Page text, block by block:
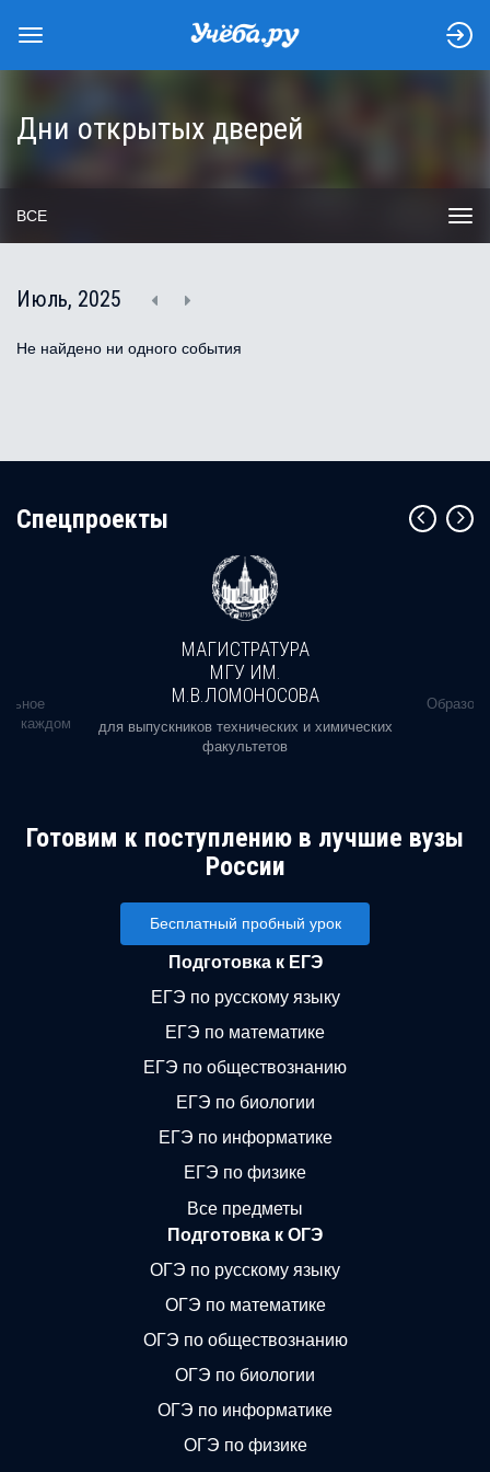
Дни открытых дверей
ВСЕ
Июль, 2025
Не найдено ни одного события
Cпецпроекты
в каждом
МАГИСТРАТУРА
МГУ ИМ.
М.В.ЛОМОНОСОВА
для выпускников технических и химических
факультетов
Готовим к поступлению в лучшие вузы
России
Бесплатный пробный урок
Подготовка к ЕГЭ
ЕГЭ по русскому языку
ЕГЭ по математике
ЕГЭ по обществознанию
ЕГЭ по биологии
ЕГЭ по информатике
ЕГЭ по физике
Все предметы
Подготовка к ОГЭ
ОГЭ по русскому языку
ОГЭ по математике
ОГЭ по обществознанию
ОГЭ по биологии
ОГЭ по информатике
ОГЭ по физике